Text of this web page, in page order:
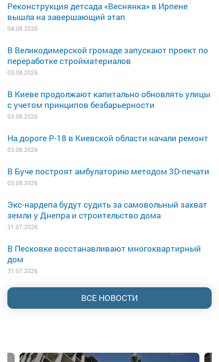
Реконструкция детсада «Веснянка» в Ирпене
вышла на завершающий этап
04.08.2026
В Великодимерской громаде запускают проект по
переработке стройматериалов
03.08.2026
В Киеве продолжают капитально обновлять улицы
с учетом принципов безбарьерности
03.08.2026
На дороге Р-18 в Киевской области начали ремонт
03.08.2026
В Буче построят амбулаторию методом 3D-печати
03.08.2026
Экс-нардепа будут судить за самовольный захват
земли у Днепра и строительство дома
31.07.2026
В Песковке восстанавливают многоквартирный
дом
31.07.2026
ВСЕ НОВОСТИ